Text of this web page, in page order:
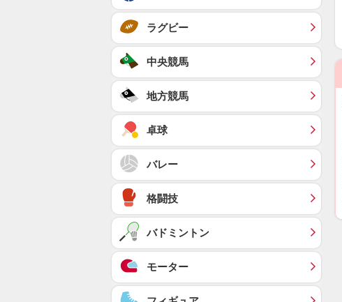
ラグビー
中央競馬
地方競馬
卓球
バレー
格闘技
バドミントン
モーター